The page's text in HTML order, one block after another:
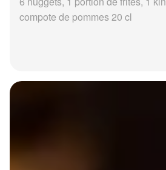
compote de pommes 20 cl